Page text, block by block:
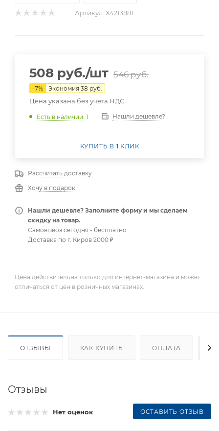
Артикул: X4213881
508 руб./шт 546руб.
-7% Экономия 38 руб.
Цена указана без учета НДС
Есть в наличии: 1 Нашли дешевле?
КУПИТЬ В 1 КЛИК
Рассчитать доставку
Хочу в подарок
Нашли дешевле? Заполните форму и мы сделаем
скидку на товар.
Самовывоз сегодня - бесплатно
Доставка по г. Киров 2000 ₽
Цена действительна только для интернет-магазина и может
отличаться от цен в розничных магазинах.
ОТЗЫВЫ КАК КУПИТЬ ОПЛАТА
Отзывы
Нет оценок ОСТАВИТЬ ОТЗЫВ